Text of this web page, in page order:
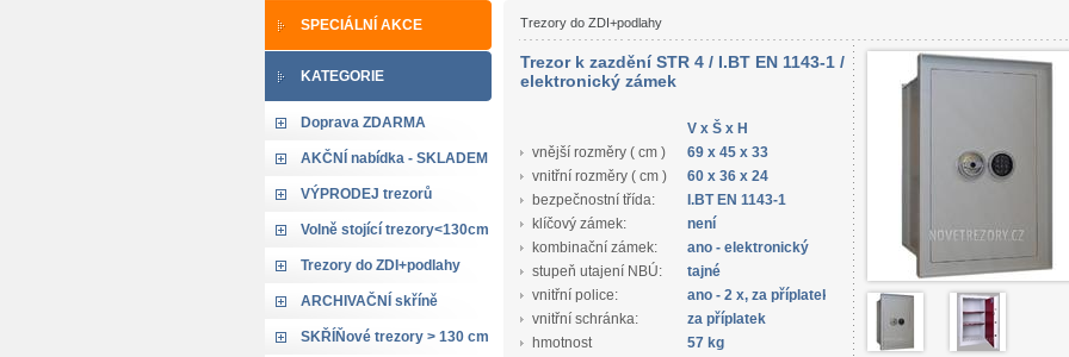
SPECIÁLNÍ AKCE
KATEGORIE
Doprava ZDARMA
AKČNÍ nabídka - SKLADEM
VÝPRODEJ trezorů
Volně stojící trezory<130cm
Trezory do ZDI+podlahy
ARCHIVAČNÍ skříně
SKŘÍŇové trezory > 130 cm
Trezory do ZDI+podlahy
Trezor k zazdění STR 4 / I.BT EN 1143-1 /
elektronický zámek
V x Š x H
vnější rozměry ( cm )
69 x 45 x 33
vnitřní rozměry ( cm )
60 x 36 x 24
bezpečnostní třída:
I.BT EN 1143-1
klíčový zámek:
není
kombinační zámek:
ano - elektronický
stupeň utajení NBÚ:
tajné
vnitřní police:
ano - 2 x, za příplatek
vnitřní schránka:
za příplatek
hmotnost
57 kg